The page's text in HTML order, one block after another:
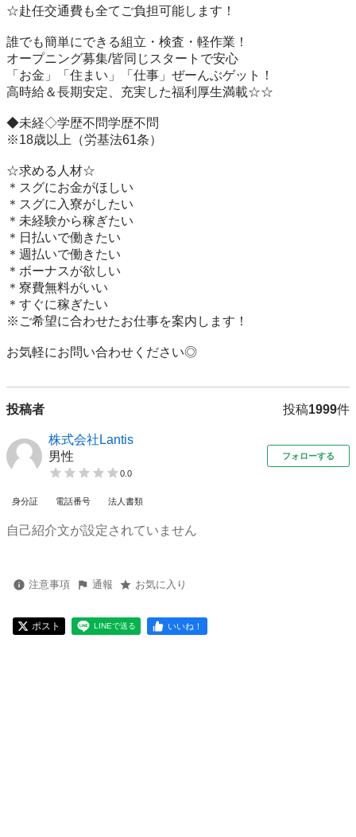
☆赴任交通費も全てご負担可能します！
誰でも簡単にできる組立・検査・軽作業！
オープニング募集/皆同じスタートで安心
「お金」「住まい」「仕事」ぜーんぶゲット！
高時給＆長期安定、充実した福利厚生満載☆☆
◆未経◇学歴不問学歴不問
※18歳以上（労基法61条）
☆求める人材☆
＊スグにお金がほしい
＊スグに入寮がしたい
＊未経験から稼ぎたい
＊日払いで働きたい
＊週払いで働きたい
＊ボーナスが欲しい
＊寮費無料がいい
＊すぐに稼ぎたい
※ご希望に合わせたお仕事を案内します！
お気軽にお問い合わせください◎
投稿者 投稿1999件
株式会社Lantis
男性
0.0
フォローする
身分証 電話番号 法人書類
自己紹介文が設定されていません
注意事項 通報 お気に入り
ポスト LINEで送る いいね！